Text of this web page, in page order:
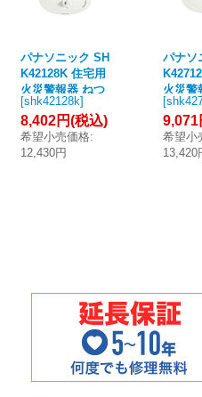
パナソニック SH
K42128K 住宅用
火災警報器 ねつ
当番 薄型 子器
電池式 ワイヤレ
ス連動子器 警報
音 音声警報 AiS
[shk42128k]
8,402円(税込)
希望小売価格:
12,430円
パナソ
火災警
り当番
親器
ヤレス
あかり
[
9,071
希望小
13,420